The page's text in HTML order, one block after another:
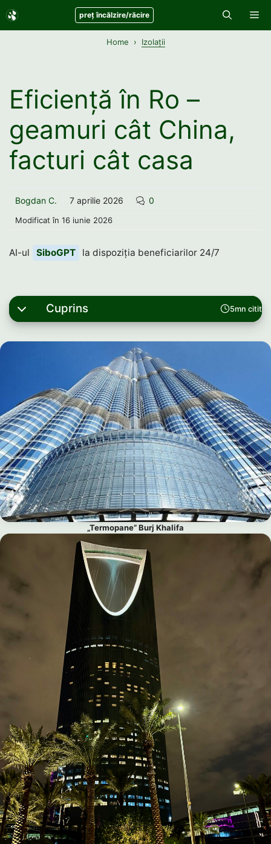
Sari
la
preț încălzire/răcire
Home Izolații
Eficiență în Ro –
geamuri cât China,
facturi cât casa
Bogdan C. 7 aprilie 2026 0
Modificat în 16 iunie 2026
AI-ul SiboGPT la dispoziția beneficiarilor 24/7
5mn citit
Cuprins
„Termopane” Burj Khalifa